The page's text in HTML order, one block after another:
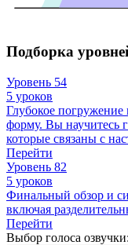
Подборка
Уровень 54
5 уроков
Глубокое погружение
форму. Вы научитесь
которые связаны с
Перейти
Уровень 82
5 уроков
Финальный обзор и
включая
Перейти
Выбор голоса озвучки: